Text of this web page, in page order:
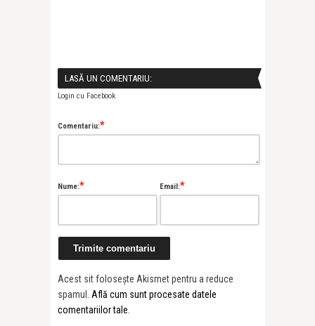
LASĂ UN COMENTARIU:
Login cu Facebook
Comentariu:*
Nume:* Email:*
Acest sit folosește Akismet pentru a reduce
spamul. Află cum sunt procesate datele
comentariilor tale